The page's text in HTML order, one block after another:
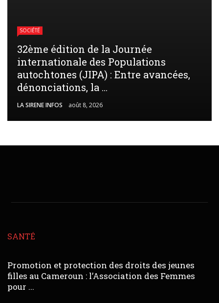
SOCIÉTÉ
32ème édition de la Journée
internationale des Populations
autochtones (JIPA) : Entre avancées,
dénonciations, la ...
LA SIRENE INFOS août 8, 2026
SANTÉ
Promotion et protection des droits des jeunes
filles au Cameroun : l’Association des Femmes
pour ...